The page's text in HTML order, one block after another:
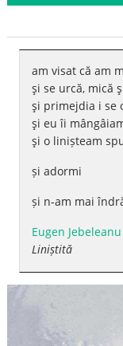
am visat că am
şi se urcă, mică
şi primejdia i se
şi eu îi
şi o linișteam
și adormi
și n-am mai
Eugen Jebeleanu
Liniștită